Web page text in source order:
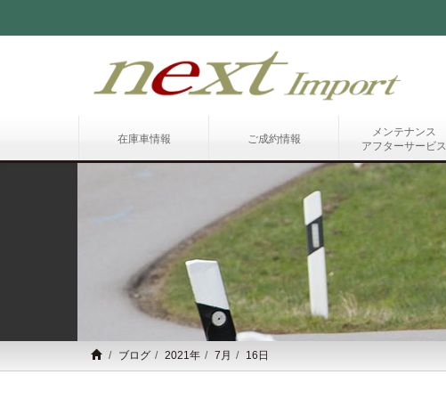
在庫車情報 ご成約情報
メンテナンス
アフターサービス
ブログ 2021年 7月 16日